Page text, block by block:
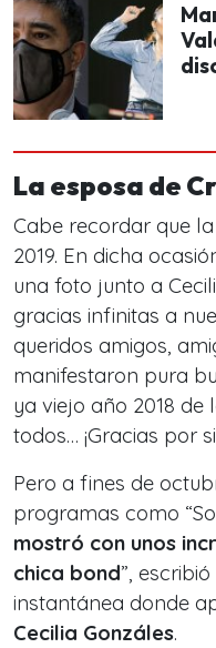
La esposa de
Cabe recordar que
2019. En dicha
una foto junto a
gracias infinitas a
queridos amigos,
manifestaron pura
ya viejo año 2018
todos… ¡Gracias por
Pero a fines de
programas como
mostró con unos
chica bond”,
instantánea donde
Cecilia Gonzáles.